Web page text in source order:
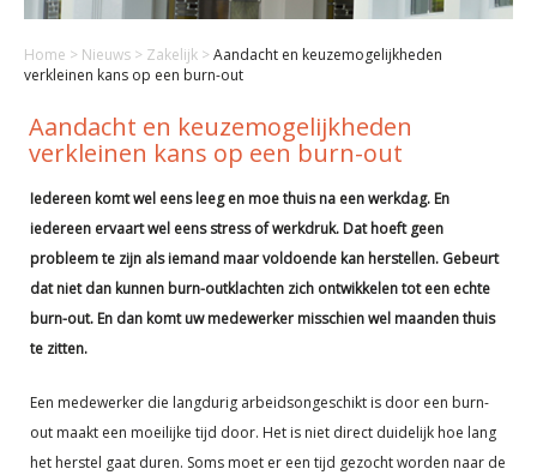
Home > Nieuws > Zakelijk >Aandacht en keuzemogelijkheden
verkleinen kans op een burn-out
Aandacht en keuzemogelijkheden
verkleinen kans op een burn-out
Iedereen komt wel eens leeg en moe thuis na een werkdag. En
iedereen ervaart wel eens stress of werkdruk. Dat hoeft geen
probleem te zijn als iemand maar voldoende kan herstellen. Gebeurt
dat niet dan kunnen burn-outklachten zich ontwikkelen tot een echte
burn-out. En dan komt uw medewerker misschien wel maanden thuis
te zitten.
Een medewerker die langdurig arbeidsongeschikt is door een burn-
out maakt een moeilijke tijd door. Het is niet direct duidelijk hoe lang
het herstel gaat duren. Soms moet er een tijd gezocht worden naar de